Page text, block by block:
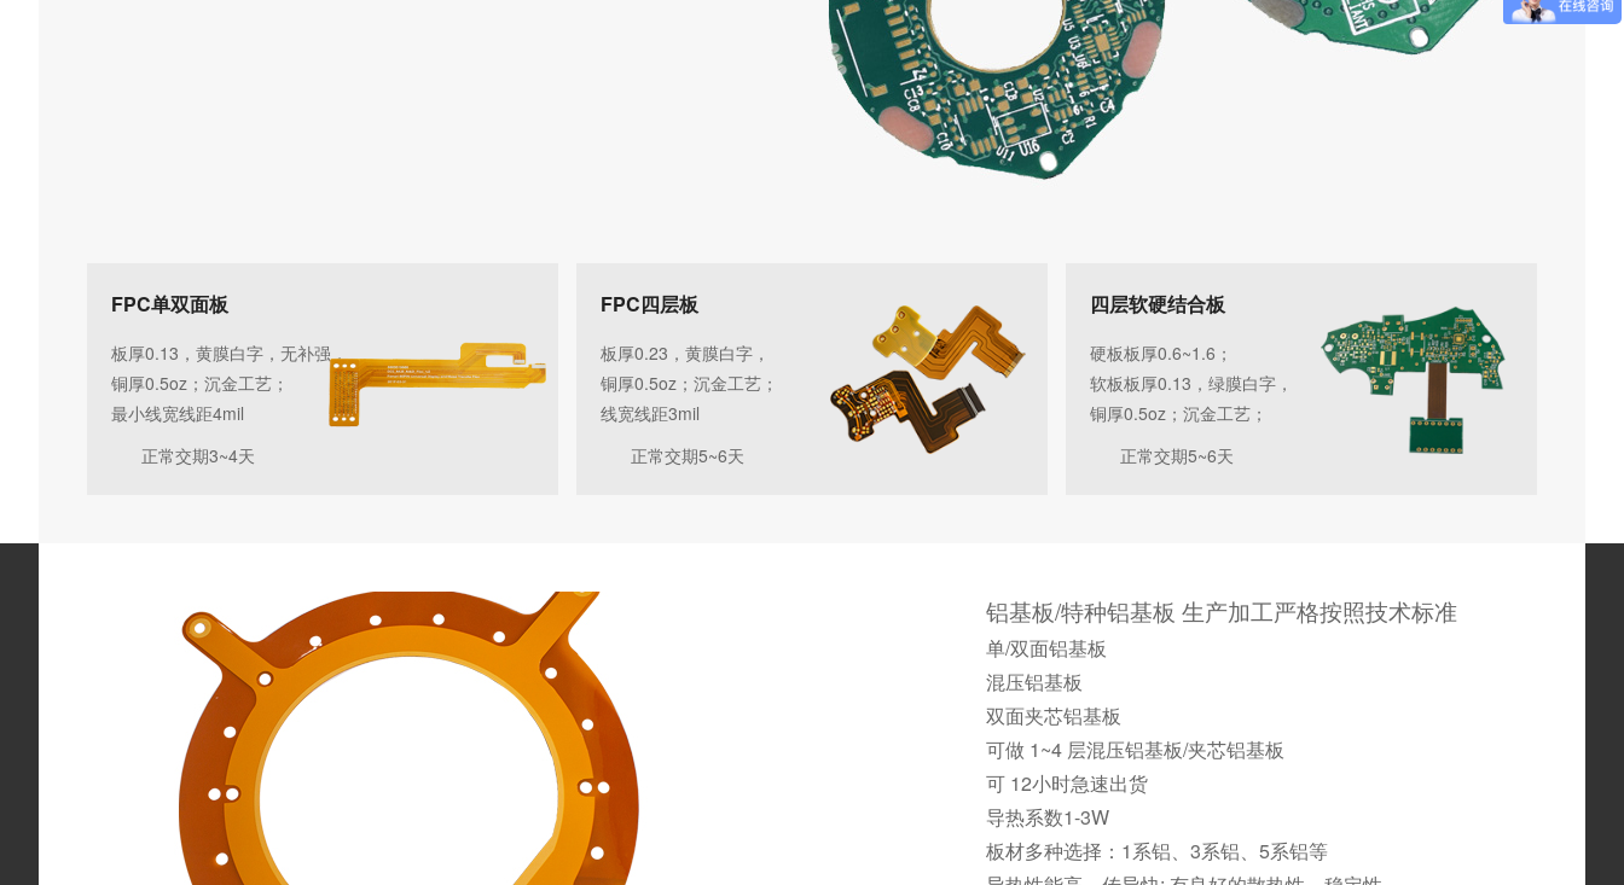
FPC单双面板
板厚0.13，黄膜白字，无补强，
铜厚0.5oz；沉金工艺；
最小线宽线距4mil
正常交期3~4天
FPC四层板
板厚0.23，黄膜白字，
铜厚0.5oz；沉金工艺；
线宽线距3mil
正常交期5~6天
四层软硬结合板
硬板板厚0.6~1.6；
软板板厚0.13，绿膜白字，
铜厚0.5oz；沉金工艺；
正常交期5~6天
铝基板/特种铝基板 生产加工严格按照技术标准
单/双面铝基板
混压铝基板
双面夹芯铝基板
可做 1~4 层混压铝基板/夹芯铝基板
可 12小时急速出货
导热系数1-3W
板材多种选择：1系铝、3系铝、5系铝等